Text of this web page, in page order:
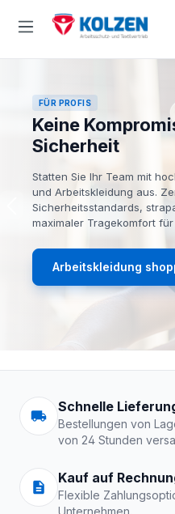
Zum Hauptinhalt springen
FÜR PROFIS
Keine
Sicherheit
Statten Sie Ihr Team mit
und Arbeitskleidung aus.
Sicherheitsstandards,
maximaler Tragekomfort
Arbeitskleidung
Schnelle
Bestellungen von
von 24 Stunden
Kauf auf
Flexible
Unternehmen.